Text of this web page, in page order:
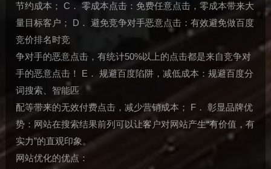
节约成本； C． 零成本点击：免费任意点击，零成本带来大
量目标客户； D． 避免竞争对手恶意点击：有效避免做百度
竞价排名时竞
争对手的恶意点击，有统计50%以上的点击都是来自竞争对
手的恶意点击！ E． 规避百度陷阱，减低成本：规避百度分
词搜索、智能匹
配等带来的无效付费点击，减少营销成本； F． 彰显品牌优
势：网站在搜索结果前列可以让客户对网站产生“有价值，有
实力”的直观印象。
网站优化的优点：